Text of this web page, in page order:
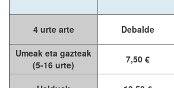
4 urte arte Debalde
Umeak eta gazteak
(5-16 urte)
7,50 €